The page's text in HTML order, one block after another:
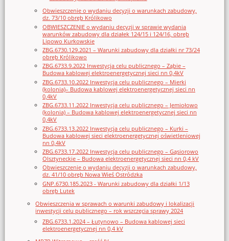
Obwieszczenie o wydaniu decyzji o warunkach zabudowy,
dz. 73/10 obręb Królikowo
OBWIESZCZENIE o wydaniu decyzji w sprawie wydania
warunków zabudowy dla działek 124/15 i 124/16, obręb
Lipowo Kurkowskie
ZBG.6730.129.2021 – Warunki zabudowy dla działki nr 73/24
obręb Królikowo
ZBG.6733.9.2022 Inwestycja celu publicznego – Ząbie –
Budowa kablowej elektroenergetycznej sieci nn 0,4kV
ZBG.6733.10.2022 Inwestycja celu publicznego – Mierki
(kolonia)– Budowa kablowej elektroenergetycznej sieci nn
0,4kV
ZBG.6733.11.2022 Inwestycja celu publicznego – Jemiołowo
(kolonia) – Budowa kablowej elektroenergetycznej sieci nn
0,4kV
ZBG.6733.13.2022 Inwestycja celu publicznego – Kurki –
Budowa kablowej sieci elektroenergetycznej oświetleniowej
nn 0,4kV
ZBG.6733.17.2022 Inwestycja celu publicznego – Gąsiorowo
Olsztyneckie – Budowa elektroenergetycznej sieci nn 0,4 kV
Obwieszczenie o wydaniu decyzji o warunkach zabudowy,
dz. 41/10 obręb Nowa Wieś Ostródzka
GNP.6730.185.2023 - Warunki zabudowy dla działki 1/13
obręb Lutek
Obwieszczenia w sprawach o warunki zabudowy i lokalizacji
inwestycji celu publicznego – rok wszczęcia sprawy 2024
ZBG.6733.1.2024 – Łutynowo – Budowa kablowej sieci
elektroenergetycznej nn 0,4 kV